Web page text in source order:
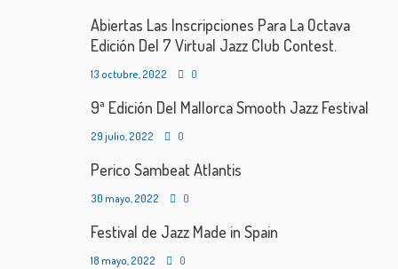
Abiertas Las Inscripciones Para La Octava
Edición Del 7 Virtual Jazz Club Contest.
13 octubre, 2022 0
9ª Edición Del Mallorca Smooth Jazz Festival
29 julio, 2022 0
Perico Sambeat Atlantis
30 mayo, 2022 0
Festival de Jazz Made in Spain
18 mayo, 2022 0